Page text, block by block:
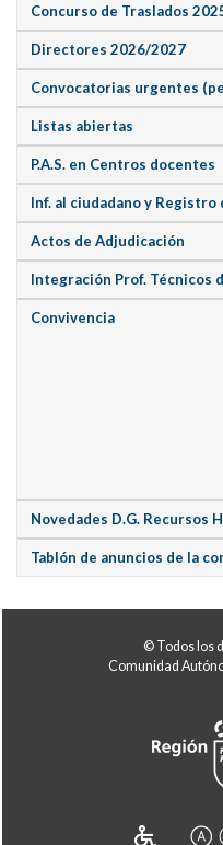
Concurso de Traslados
Directores 2026/2027
Convocatorias urgentes
Listas abiertas
P.A.S. en Centros docentes
Inf. al ciudadano y Registro
Actos de Adjudicación
Integración Prof. Técnicos
Convivencia
Novedades D.G. Recursos
Tablón de anuncios de la
© Todos los
Comunidad